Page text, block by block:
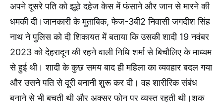
अपने दूसरे पति को झूठे दहेज केस में फंसाने और जान से मारने की
धमकी दी।जानकारी के मुताबिक, फेज-3बी2 निवासी जगदीश सिंह
नाथ ने पुलिस को दी शिकायत में बताया कि उसकी शादी 19 नवंबर
2023 को देहरादून की रहने वाली निधि शर्मा से बिचौलिए के माध्यम
से हुई थी। शादी के कुछ समय बाद ही महिला का व्यवहार बदल गया
और उसने पति से दूरी बनानी शुरू कर दी। वह शारीरिक संबंध
बनाने से भी बचती थी और अक्सर फोन पर व्यस्त रहती थी।शक